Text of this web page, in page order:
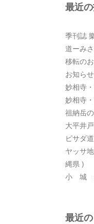
最近
季刊誌
道ーみ
移転の
お知ら
妙相寺
妙相寺
祖納岳
大平井
ピサダ
ヤッサ
縄県 )
小 城
最近